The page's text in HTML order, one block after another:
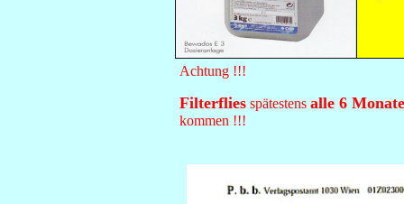
Achtung !!!
Filterflies spätestens alle 6
kommen !!!